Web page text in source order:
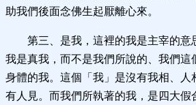
助我們後面念佛生起厭離心來。
第三、是我，這裡的我是主宰的意
我是真我，而不是我們所說的、我們這
身體的我。這個「我」是沒有我相、人
有人見。而我們所執著的我，是四大假